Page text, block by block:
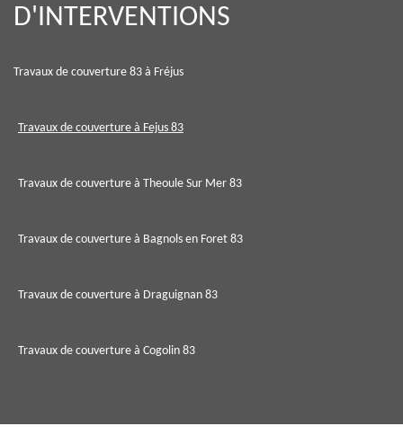
D'INTERVENTIONS
Travaux de couverture 83 à Fréjus
Travaux de couverture à Fejus 83
Travaux de couverture à Theoule Sur Mer 83
Travaux de couverture à Bagnols en Foret 83
Travaux de couverture à Draguignan 83
Travaux de couverture à Cogolin 83